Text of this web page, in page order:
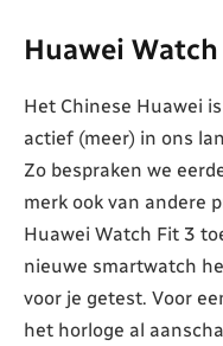
Huawei
Het Chinese Huawei
actief (meer) in ons
Zo bespraken we
merk ook van andere
Huawei Watch Fit 3
nieuwe smartwatch
voor je getest. Voor
het horloge al